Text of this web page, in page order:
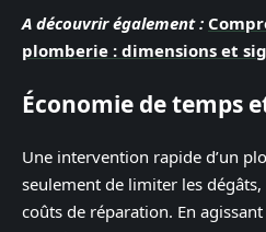
A découvrir également :
plomberie : dimensions et
Économie de temps
Une intervention rapide d’un
seulement de limiter les
coûts de réparation. En